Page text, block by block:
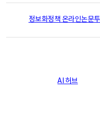
정보화정책 온라인논문
AI 허브